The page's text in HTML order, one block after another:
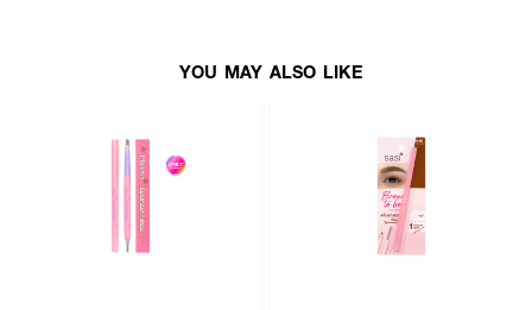
YOU MAY ALSO LIKE